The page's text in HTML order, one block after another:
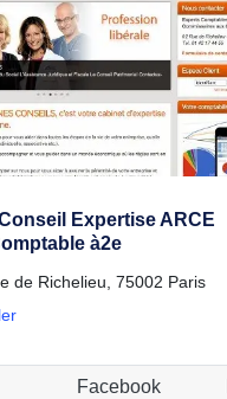
Expertise ARCE
à2e
de Richelieu, 75002 Paris
Facebook